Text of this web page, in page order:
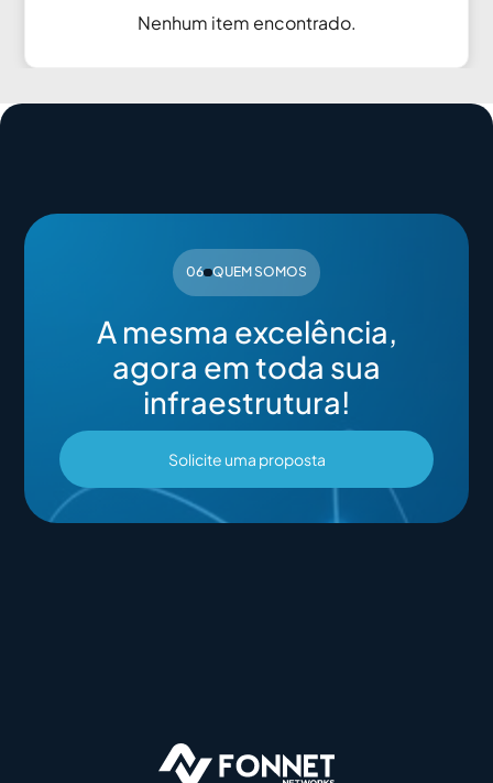
Nenhum item encontrado.
06 QUEM SOMOS
A mesma excelência,
agora em toda sua
infraestrutura!
Solicite uma proposta